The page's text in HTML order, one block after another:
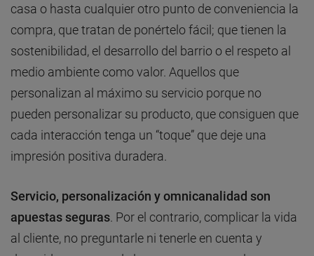
casa o hasta cualquier otro punto de conveniencia la
compra, que tratan de ponértelo fácil; que tienen la
sostenibilidad, el desarrollo del barrio o el respeto al
medio ambiente como valor. Aquellos que
personalizan al máximo su servicio porque no
pueden personalizar su producto, que consiguen que
cada interacción tenga un “toque” que deje una
impresión positiva duradera.
Servicio, personalización y omnicanalidad son
apuestas seguras . Por el contrario, complicar la vida
al cliente, no preguntarle ni tenerle en cuenta y